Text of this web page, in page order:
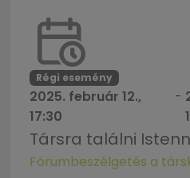
áldott estére.
Régi esemény
2025. február 12.,
17:30
-
Társra találni
Fórumbeszélgetés a